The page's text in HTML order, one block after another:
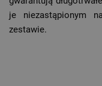
je niezastąpionym
zestawie.